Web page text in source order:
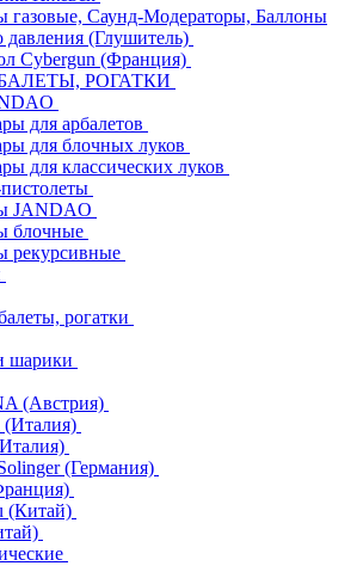
Саунд-Модераторы, Баллоны
давления (Глушитель)
Cybergun (Франция)
РОГАТКИ
для арбалетов
для блочных луков
для классических луков
JANDAO
блочные
рекурсивные
рогатки
шарики
(Австрия)
(Италия)
(Германия)
(Китай)